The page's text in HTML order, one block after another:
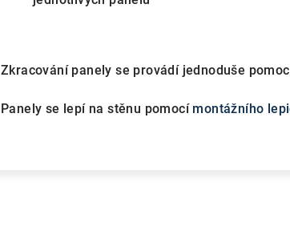
Zkracování panely se provádí jednoduše
Panely se lepí na stěnu pomocí montážního